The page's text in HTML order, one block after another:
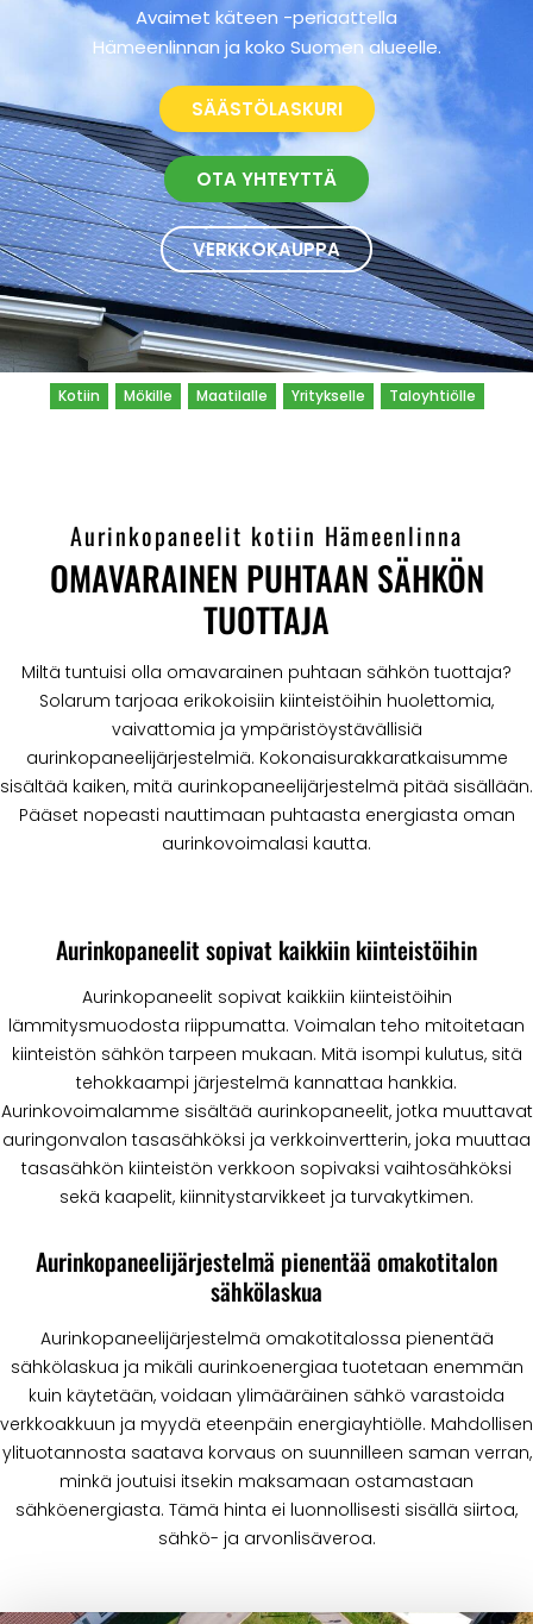
Avaimet käteen -periaattella
Hämeenlinnan ja koko Suomen alueelle.
SÄÄSTÖLASKURI
OTA YHTEYTTÄ
VERKKOKAUPPA
Kotiin Mökille Maatilalle Yritykselle Taloyhtiölle
Aurinkopaneelit kotiin Hämeenlinna
OMAVARAINEN PUHTAAN SÄHKÖN
TUOTTAJA
Miltä tuntuisi olla omavarainen puhtaan sähkön tuottaja?
Solarum tarjoaa erikokoisiin kiinteistöihin huolettomia,
vaivattomia ja ympäristöystävällisiä
aurinkopaneelijärjestelmiä. Kokonaisurakkaratkaisumme
sisältää kaiken, mitä aurinkopaneelijärjestelmä pitää sisällään.
Pääset nopeasti nauttimaan puhtaasta energiasta oman
aurinkovoimalasi kautta.
Aurinkopaneelit sopivat kaikkiin kiinteistöihin
Aurinkopaneelit sopivat kaikkiin kiinteistöihin
lämmitysmuodosta riippumatta. Voimalan teho mitoitetaan
kiinteistön sähkön tarpeen mukaan. Mitä isompi kulutus, sitä
tehokkaampi järjestelmä kannattaa hankkia.
Aurinkovoimalamme sisältää aurinkopaneelit, jotka muuttavat
auringonvalon tasasähköksi ja verkkoinvertterin, joka muuttaa
tasasähkön kiinteistön verkkoon sopivaksi vaihtosähköksi
sekä kaapelit, kiinnitystarvikkeet ja turvakytkimen.
Aurinkopaneelijärjestelmä pienentää omakotitalon
sähkölaskua
Aurinkopaneelijärjestelmä omakotitalossa pienentää
sähkölaskua ja mikäli aurinkoenergiaa tuotetaan enemmän
kuin käytetään, voidaan ylimääräinen sähkö varastoida
verkkoakkuun ja myydä eteenpäin energiayhtiölle. Mahdollisen
ylituotannosta saatava korvaus on suunnilleen saman verran,
minkä joutuisi itsekin maksamaan ostamastaan
sähköenergiasta. Tämä hinta ei luonnollisesti sisällä siirtoa,
sähkö- ja arvonlisäveroa.